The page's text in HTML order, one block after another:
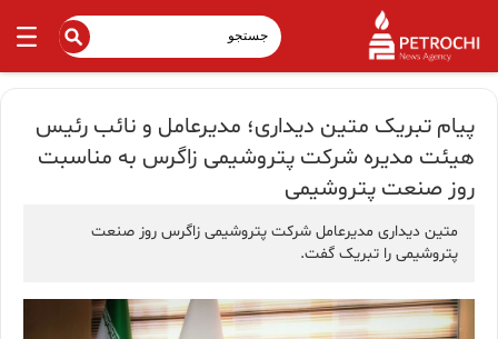
پیام تبریک متین دیداری؛ مدیرعامل و نائب رئیس
هیئت مدیره شرکت پتروشیمی زاگرس به مناسبت
روز صنعت پتروشیمی
متین دیداری مدیرعامل شرکت پتروشیمی زاگرس روز صنعت
پتروشیمی را تبریک گفت.